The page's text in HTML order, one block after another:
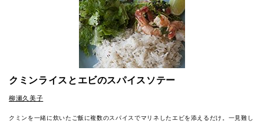
クミンライスとエビのスパイスソテー
柳瀬久美子
クミンを一緒に炊いたご飯に複数のスパイスでマリネしたエビを添えるだけ。一見難し